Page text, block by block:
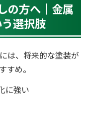
の方へ｜金属
選択肢
は、将来的な塗装が
すめ。
に強い